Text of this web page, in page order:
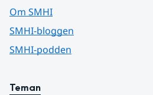
Om SMHI
SMHI-bloggen
SMHI-podden
Teman